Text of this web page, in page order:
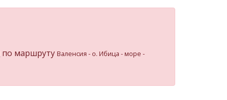
по маршруту Валенсия - о. Ибица - море -